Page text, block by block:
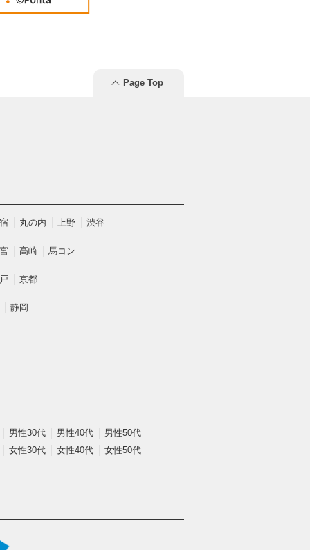
Page Top
丸の内 上野 渋谷
高崎 馬コン
京都
静岡
男性30代 男性40代
男性50代
女性30代 女性40代 女性50代